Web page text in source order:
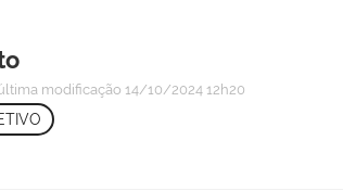
modificação 14/10/2024 12h20